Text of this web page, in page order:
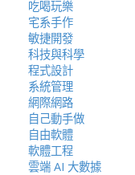
吃喝玩樂
宅系手作
敏捷開發
科技與科學
程式設計
系統管理
網際網路
自己動手做
自由軟體
軟體工程
雲端 AI 大數據